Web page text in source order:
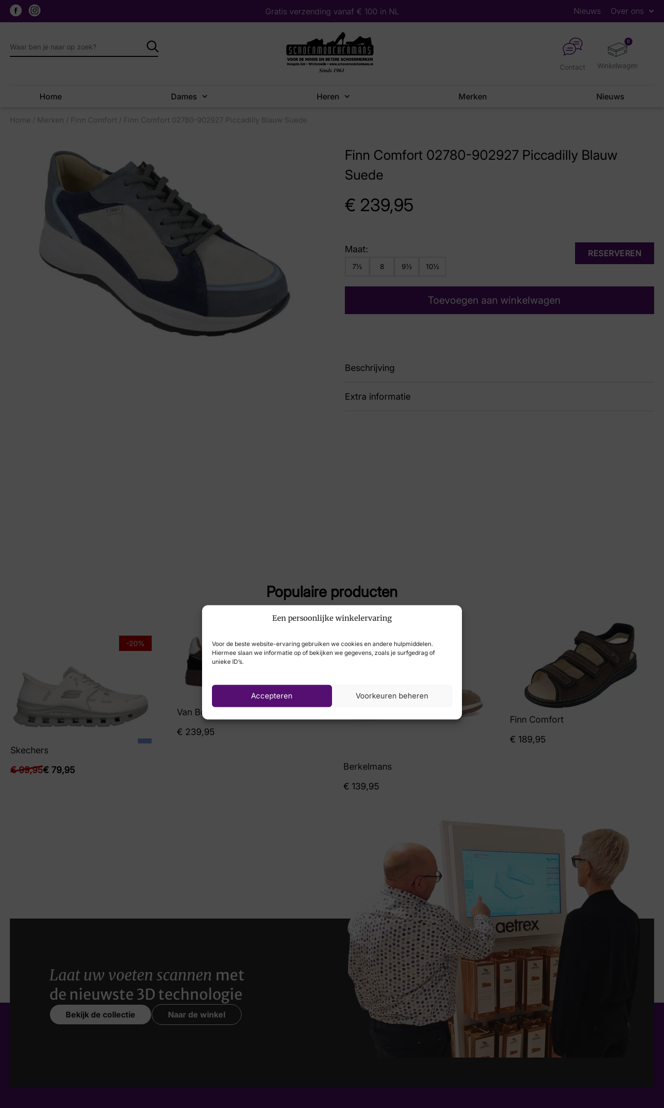
Een persoonlijke winkelervaring
Voor de beste website-ervaring gebruiken we cookies en andere hulpmiddelen.
Hiermee slaan we informatie op of bekijken we gegevens, zoals je surfgedrag of
unieke ID’s.
Accepteren Voorkeuren beheren
Gratis verzending vanaf € 100 in NL Nieuws Over ons
0
Contact
Home Dames Heren Merken Nieuws
Home / Merken / Finn Comfort / Finn Comfort 02780-902927 Piccadilly Blauw Suede
Finn Comfort 02780-902927 Piccadilly Blauw
Suede
€ 239,95
RESERVEREN
Maat:
7½ 8 9½ 10½
Toevoegen aan winkelwagen
Beschrijving
89 02780-902927 Piccadilly
Extra informatie
Populaire producten
-20%
Skechers
€99,95€ 79,95
Van Bommel
€ 239,95
Berkelmans
€ 139,95
Finn Comfort
€ 189,95
Laat uw voeten scannen met
de nieuwste 3D technologie
Bekijk de collectie Naar de winkel